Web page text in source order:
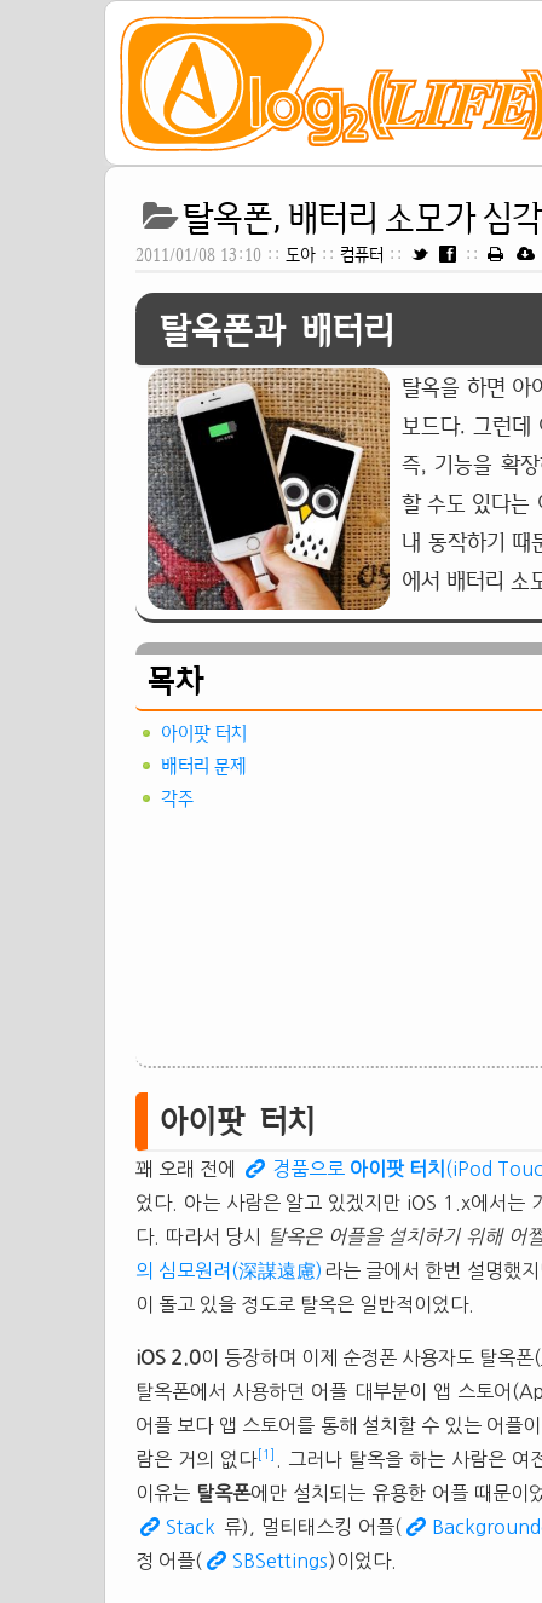
탈옥폰, 배터리 소모가 심
2011/01/08 13:10 :: 도아 :: 컴퓨터 :: ::
탈옥폰과 배터리
탈옥을 하면 아
보드다. 그런데
즉, 기능을 확
할 수도 있다는
내 동작하기 때
에서 배터리 소
목차
아이팟 터치
배터리 문제
각주
아이팟 터치
꽤 오래 전에 경품으로 아이팟 터치 (iPod
었다. 아는 사람은 알고 있겠지만 iOS 1.x에서는
다. 따라서 당시
탈옥은 어플을 설치하기 위해 어
의 심모원려(深謀遠慮) 라는 글에서 한번 설명했
이 돌고 있을 정도로 탈옥은 일반적이었다.
iOS 2.0이 등장하며 이제 순정폰 사용자도 탈옥
탈옥폰에서 사용하던 어플 대부분이 앱 스토어
어플 보다 앱 스토어를 통해 설치할 수 있는 어플
람은 거의 없다 [1]
. 그러나 탈옥을 하는 사람은
이유는 탈옥폰에만 설치되는 유용한 어플 때문
Stack 류), 멀티태스킹 어플(
정 어플(
SBSettings)이었다.